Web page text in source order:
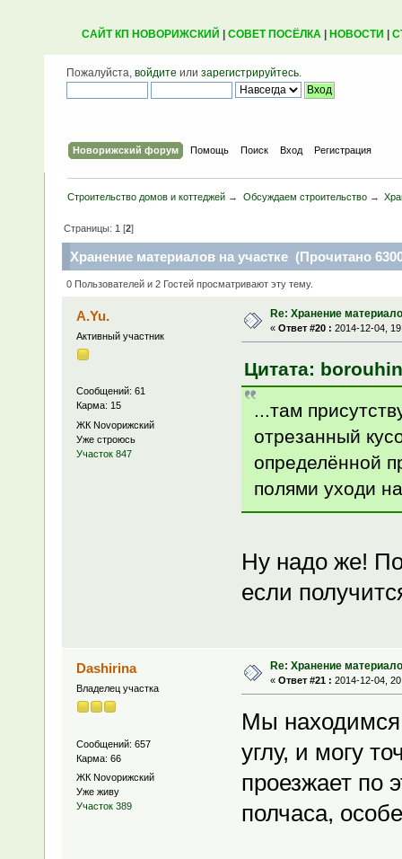
САЙТ КП НОВОРИЖСКИЙ СОВЕТ ПОСЁЛКА| НОВОСТИ
Пожалуйста, войдите или зарегистрируйтесь.
Новорижский форум Помощь Поиск Вход Регистрация
Строительство домов и коттеджей → Обсуждаем строительство→
Страницы:1 [2]
Хранение материалов на участке (Прочитано
0 Пользователей и 2 Гостей просматривают эту тему.
A.Yu.
Активный участник
Сообщений: 61
Карма: 15
ЖК Novoрижский
Уже строюсь
Участок 847
Re: Хранение
« Ответ #20 : 2014-12-04,
Цитата:
...там
отрезанный
определённой
полями уходи
Ну надо же!
если
Dashirina
Владелец участка
Сообщений: 657
Карма: 66
ЖК Novoрижский
Уже живу
Участок 389
Re: Хранение
« Ответ #21 : 2014-12-04,
Мы
углу, и могу
проезжает по
полчаса,